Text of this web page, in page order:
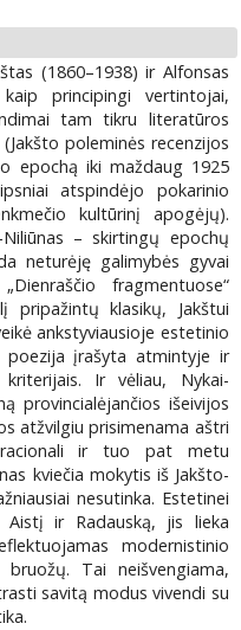
(1860–1938) ir Alfonsas
principingi vertintojai,
tam tikru literatūros
poleminės recenzijos
epochą iki maždaug 1925
atspindėjo pokarinio
kultūrinį apogėjų).
– skirtingų epochų
neturėję galimybės gyvai
fragmentuose“
pripažintų klasikų, Jakštui
ankstyviausioje estetinio
įrašyta atmintyje ir
Ir vėliau, Nykai-
provincialėjančios išeivijos
atžvilgiu prisimenama aštri
racionali ir tuo pat metu
kviečia mokytis iš Jakšto-
nesutinka. Estetinei
Aistį ir Radauską, jis lieka
modernistinio
Tai neišvengiama,
savitą modus vivendi su